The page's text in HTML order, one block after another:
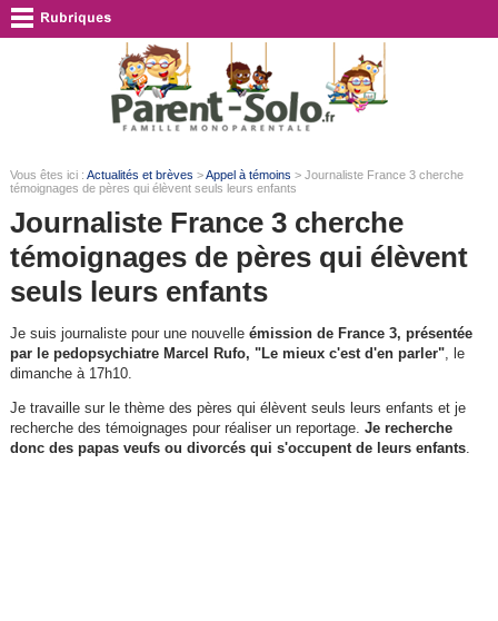
Vous êtes ici : Actualités et brèves >Appel à témoins > Journaliste France 3 cherche
témoignages de pères qui élèvent seuls leurs enfants
Journaliste France 3 cherche
témoignages de pères qui élèvent
seuls leurs enfants
Je suis journaliste pour une nouvelle émission de France 3, présentée
par le pedopsychiatre Marcel Rufo, "Le mieux c'est d'en parler", le
dimanche à 17h10.
Je travaille sur le thème des pères qui élèvent seuls leurs enfants et je
recherche des témoignages pour réaliser un reportage. Je recherche
donc des papas veufs ou divorcés qui s'occupent de leurs enfants.